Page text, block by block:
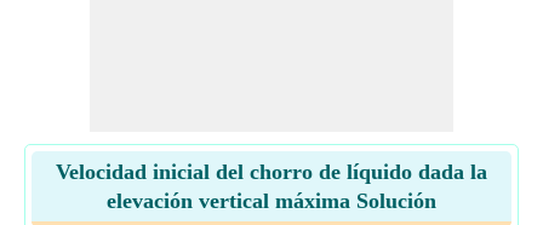
Velocidad inicial del chorro de líquido dada la
elevación vertical máxima Solución